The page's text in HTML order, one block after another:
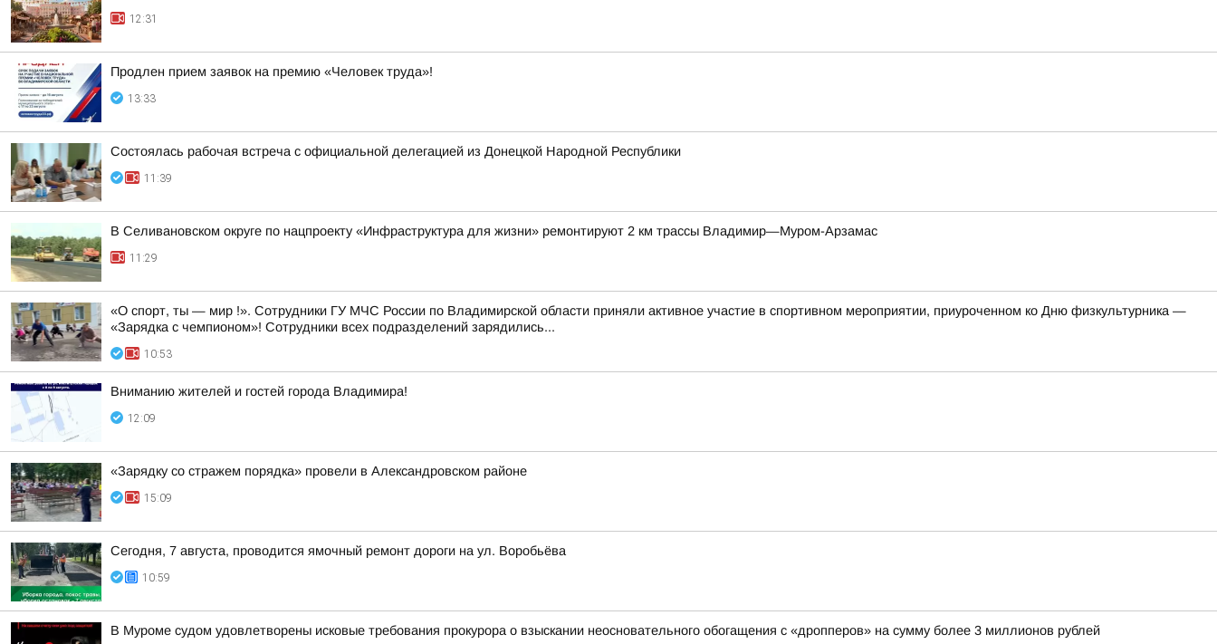
12:31
Продлен прием заявок на премию «Человек труда»!
13:33
Состоялась рабочая встреча с официальной делегацией из Донецкой Народной Республики
11:39
В Селивановском округе по нацпроекту «Инфраструктура для жизни» ремонтируют 2 км трассы Владимир—Муром-Арзамас
11:29
«О спорт, ты — мир !». Сотрудники ГУ МЧС России по Владимирской области приняли активное участие в спортивном мероприятии, приуроченном ко Дню физкультурника —
«Зарядка с чемпионом»! Сотрудники всех подразделений зарядились...
10:53
Вниманию жителей и гостей города Владимира!
12:09
«Зарядку со стражем порядка» провели в Александровском районе
15:09
Сегодня, 7 августа, проводится ямочный ремонт дороги на ул. Воробьёва
10:59
В Муроме судом удовлетворены исковые требования прокурора о взыскании неосновательного обогащения с «дропперов» на сумму более 3 миллионов рублей